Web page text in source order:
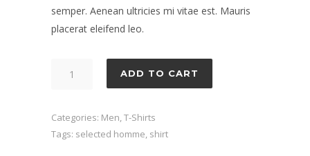
semper. Aenean ultricies mi vitae est. Mauris
placerat eleifend leo.
ADD TO CART
Categories: Men,T-Shirts
Tags: selected homme, shirt